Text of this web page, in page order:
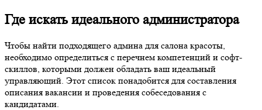
Где искать идеального администратора
Чтобы найти подходящего админа для салона красоты,
необходимо определиться с перечнем компетенций и софт-
скиллов, которыми должен обладать ваш идеальный
управляющий. Этот список понадобится для составления
описания вакансии и проведения собеседования с
кандидатами.